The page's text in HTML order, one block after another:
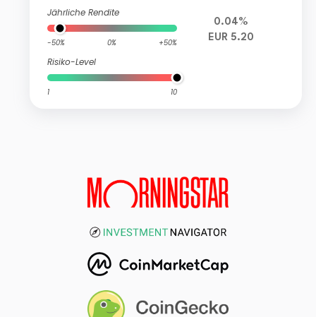
Jährliche Rendite
-50% 0% +50%
Risiko-Level
1 10
0.04%
EUR 5.20